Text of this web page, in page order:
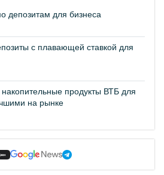
депозитам для бизнеса
с плавающей ставкой для
продукты ВТБ для
на рынке